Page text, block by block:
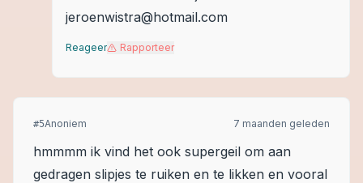
jeroenwistra@hotmail.com
Reageer Rapporteer
#5Anoniem 7 maanden geleden
hmmmm ik vind het ook supergeil om aan
gedragen slipjes te ruiken en te likken en vooral